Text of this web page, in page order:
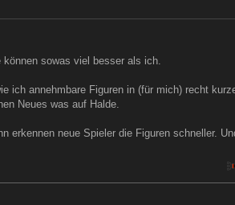
sowas viel besser als ich.
ich annehmbare Figuren in (für mich) recht
Neues was auf Halde.
erkennen neue Spieler die Figuren schneller.